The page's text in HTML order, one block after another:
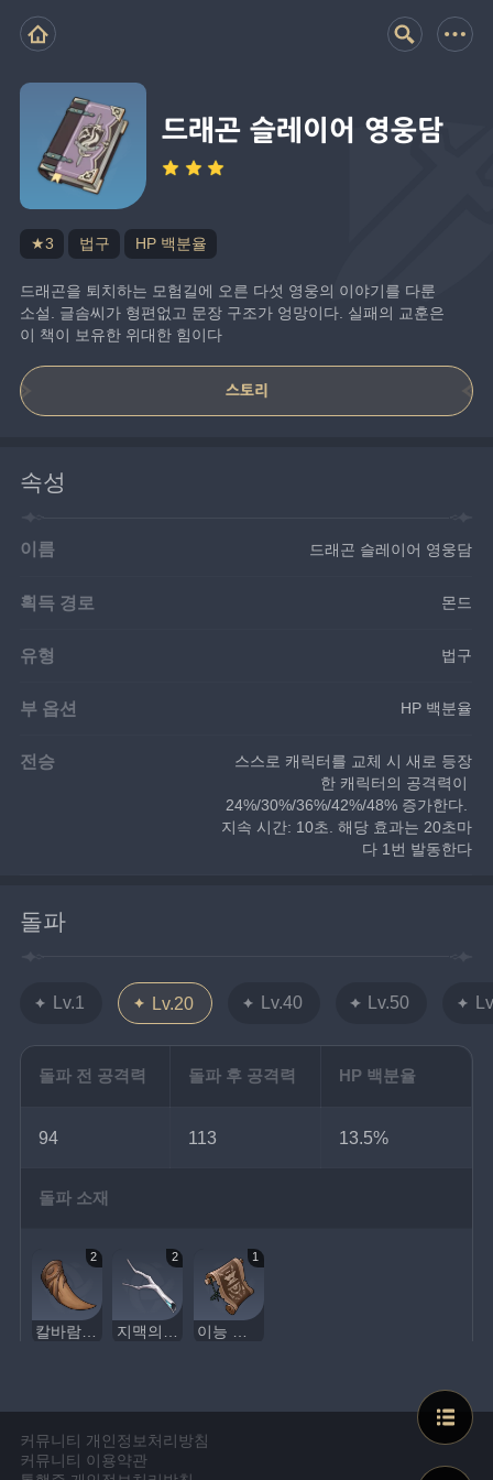
드래곤 슬레이어 영웅담
★3 법구 HP 백분율
드래곤을 퇴치하는 모험길에 오른 다섯 영웅의 이야기를 다룬
소설. 글솜씨가 형편없고 문장 구조가 엉망이다. 실패의 교훈은
이 책이 보유한 위대한 힘이다
스토리
속성
이름 드래곤 슬레이어 영웅담
획득 경로 몬드
유형 법구
부 옵션 HP 백분율
전승
스스로 캐릭터를 교체 시 새로 등장
한 캐릭터의 공격력이
24%/30%/36%/42%/48% 증가한다.
지속 시간: 10초. 해당 효과는 20초마
다 1번 발동한다
돌파
Lv.1 Lv.20 Lv.40 Lv.50
돌파 전 공격력 돌파 후 공격력 HP 백분율
94 113 13.5%
돌파 소재
2
칼바람 울프의 젖니
2
지맥의 낡은 가지
1
이능 두루마리
커뮤니티 개인정보처리방침
커뮤니티 이용약관